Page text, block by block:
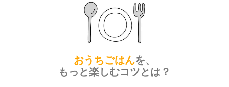
おうちごはんを、
もっと楽しむコツとは？